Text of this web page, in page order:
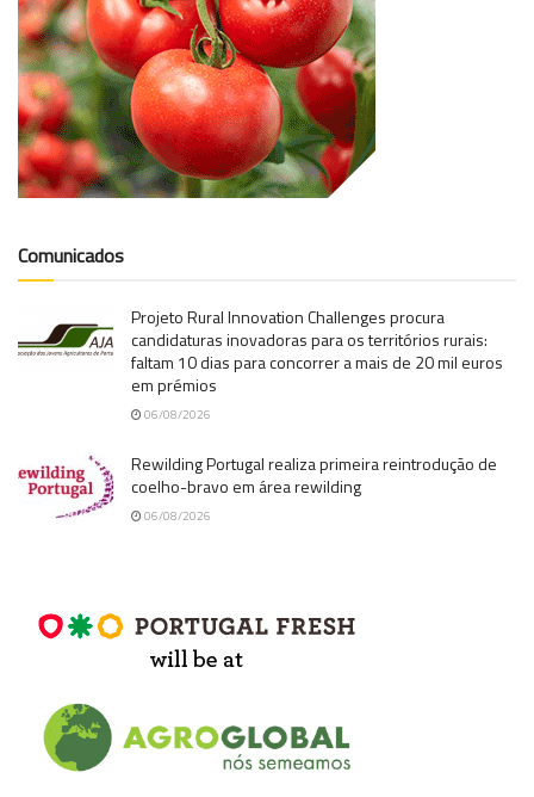
Comunicados
Projeto Rural Innovation Challenges procura
candidaturas inovadoras para os territórios rurais:
faltam 10 dias para concorrer a mais de 20 mil euros
em prémios
06/08/2026
Rewilding Portugal realiza primeira reintrodução de
coelho-bravo em área rewilding
06/08/2026